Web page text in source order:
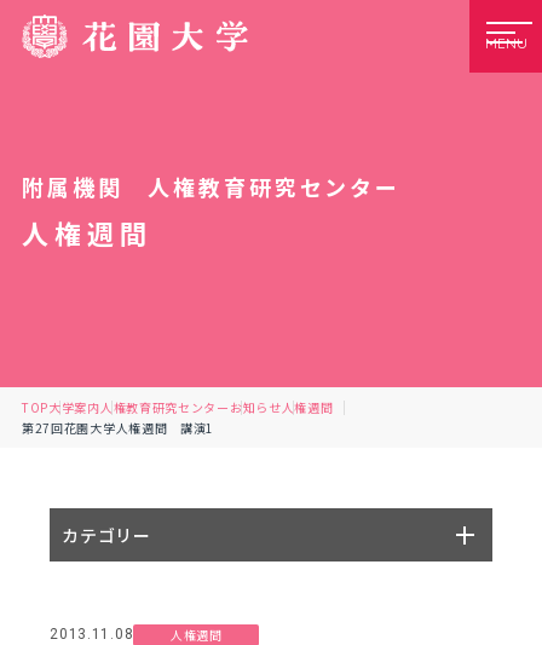
MENU
附属機関 人権教育研究センター
人権週間
TOP大学案内人権教育研究センター お知らせ人権週間
第27回花園大学人権週間 講演1
2013.11.08 人権週間
カテゴリー